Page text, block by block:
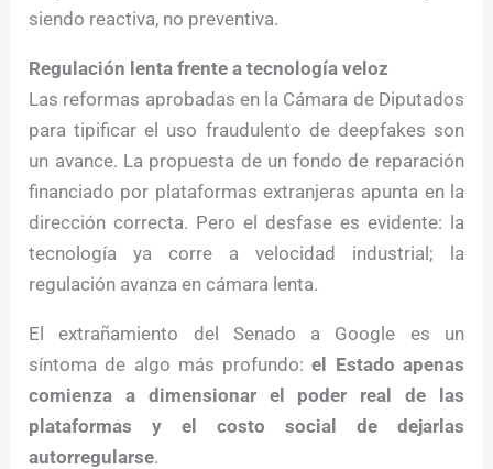
siendo reactiva, no preventiva.
Regulación lenta frente a tecnología veloz
Las reformas aprobadas en la Cámara de Diputados
para tipificar el uso fraudulento de deepfakes son
un avance. La propuesta de un fondo de reparación
financiado por plataformas extranjeras apunta en la
dirección correcta. Pero el desfase es evidente: la
tecnología ya corre a velocidad industrial; la
regulación avanza en cámara lenta.
El extrañamiento del Senado a Google es un
síntoma de algo más profundo:el Estado apenas
comienza a dimensionar el poder real de las
plataformas y el costo social de dejarlas
autorregularse.